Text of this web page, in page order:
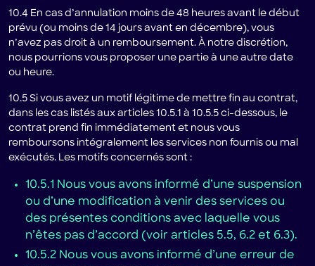
10.4 En cas d’annulation moins de 48 heures avant le début
prévu (ou moins de 14 jours avant en décembre), vous
n’avez pas droit à un remboursement. À notre discrétion,
nous pourrions vous proposer une partie à une autre date
ou heure.
10.5 Si vous avez un motif légitime de mettre fin au contrat,
dans les cas listés aux articles 10.5.1 à 10.5.5 ci-dessous, le
contrat prend fin immédiatement et nous vous
remboursons intégralement les services non fournis ou mal
exécutés. Les motifs concernés sont :
10.5.1 Nous vous avons informé d’une suspension
ou d’une modification à venir des services ou
des présentes conditions avec laquelle vous
n’êtes pas d’accord (voir articles 5.5, 6.2 et 6.3).
10.5.2 Nous vous avons informé d’une erreur de